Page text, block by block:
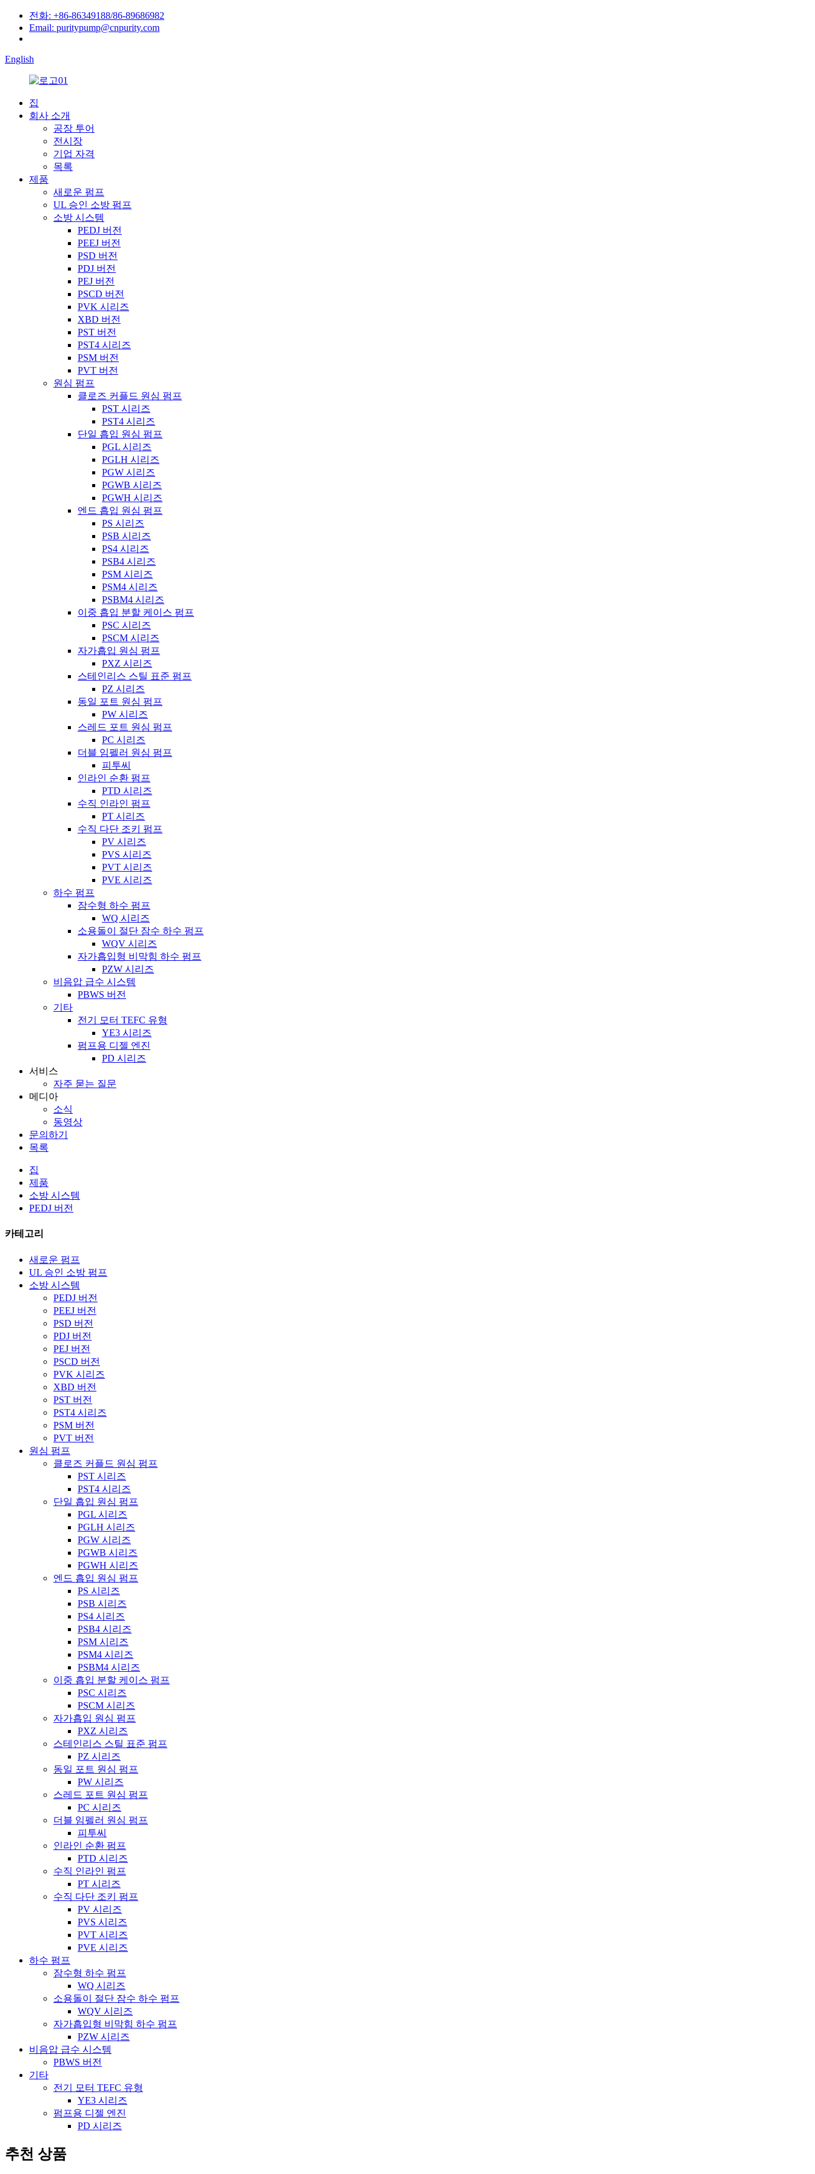
전화: +86-86349188/86-89686982
Email: puritypump@cnpurity.com
English
집
회사 소개
공장 투어
전시장
기업 자격
목록
제품
새로운 펌프
UL 승인 소방 펌프
소방 시스템
PEDJ 버전
PEEJ 버전
PSD 버전
PDJ 버전
PEJ 버전
PSCD 버전
PVK 시리즈
XBD 버전
PST 버전
PST4 시리즈
PSM 버전
PVT 버전
원심 펌프
클로즈 커플드 원심 펌프
PST 시리즈
PST4 시리즈
단일 흡입 원심 펌프
PGL 시리즈
PGLH 시리즈
PGW 시리즈
PGWB 시리즈
PGWH 시리즈
엔드 흡입 원심 펌프
PS 시리즈
PSB 시리즈
PS4 시리즈
PSB4 시리즈
PSM 시리즈
PSM4 시리즈
PSBM4 시리즈
이중 흡입 분할 케이스 펌프
PSC 시리즈
PSCM 시리즈
자가흡입 원심 펌프
PXZ 시리즈
스테인리스 스틸 표준 펌프
PZ 시리즈
동일 포트 원심 펌프
PW 시리즈
스레드 포트 원심 펌프
PC 시리즈
더블 임펠러 원심 펌프
피투씨
인라인 순환 펌프
PTD 시리즈
수직 인라인 펌프
PT 시리즈
수직 다단 조키 펌프
PV 시리즈
PVS 시리즈
PVT 시리즈
PVE 시리즈
하수 펌프
잠수형 하수 펌프
WQ 시리즈
소용돌이 절단 잠수 하수 펌프
WQV 시리즈
자가흡입형 비막힘 하수 펌프
PZW 시리즈
비음압 급수 시스템
PBWS 버전
기타
전기 모터 TEFC 유형
YE3 시리즈
펌프용 디젤 엔진
PD 시리즈
서비스
자주 묻는 질문
메디아
소식
동영상
문의하기
목록
집
제품
소방 시스템
PEDJ 버전
카테고리
새로운 펌프
UL 승인 소방 펌프
소방 시스템
PEDJ 버전
PEEJ 버전
PSD 버전
PDJ 버전
PEJ 버전
PSCD 버전
PVK 시리즈
XBD 버전
PST 버전
PST4 시리즈
PSM 버전
PVT 버전
원심 펌프
클로즈 커플드 원심 펌프
PST 시리즈
PST4 시리즈
단일 흡입 원심 펌프
PGL 시리즈
PGLH 시리즈
PGW 시리즈
PGWB 시리즈
PGWH 시리즈
엔드 흡입 원심 펌프
PS 시리즈
PSB 시리즈
PS4 시리즈
PSB4 시리즈
PSM 시리즈
PSM4 시리즈
PSBM4 시리즈
이중 흡입 분할 케이스 펌프
PSC 시리즈
PSCM 시리즈
자가흡입 원심 펌프
PXZ 시리즈
스테인리스 스틸 표준 펌프
PZ 시리즈
동일 포트 원심 펌프
PW 시리즈
스레드 포트 원심 펌프
PC 시리즈
더블 임펠러 원심 펌프
피투씨
인라인 순환 펌프
PTD 시리즈
수직 인라인 펌프
PT 시리즈
수직 다단 조키 펌프
PV 시리즈
PVS 시리즈
PVT 시리즈
PVE 시리즈
하수 펌프
잠수형 하수 펌프
WQ 시리즈
소용돌이 절단 잠수 하수 펌프
WQV 시리즈
자가흡입형 비막힘 하수 펌프
PZW 시리즈
비음압 급수 시스템
PBWS 버전
기타
전기 모터 TEFC 유형
YE3 시리즈
펌프용 디젤 엔진
PD 시리즈
추천 상품